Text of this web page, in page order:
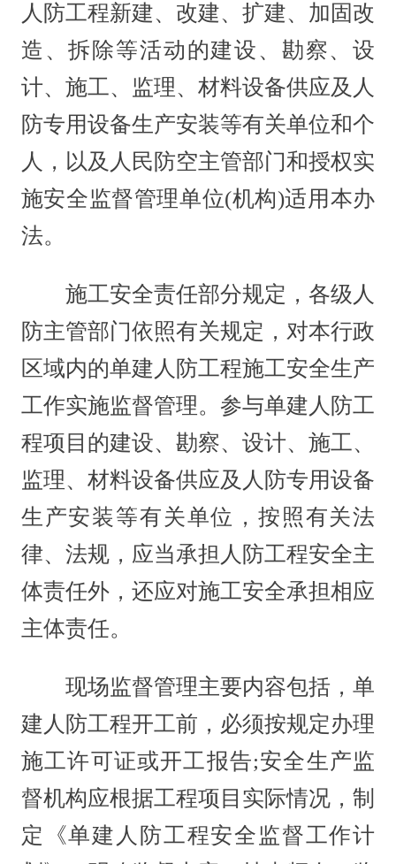
人防工程新建、改建、扩建、加固改
造、拆除等活动的建设、勘察、设
计、施工、监理、材料设备供应及人
防专用设备生产安装等有关单位和个
人，以及人民防空主管部门和授权实
施安全监督管理单位(机构)适用本办
法。
施工安全责任部分规定，各级人
防主管部门依照有关规定，对本行政
区域内的单建人防工程施工安全生产
工作实施监督管理。参与单建人防工
程项目的建设、勘察、设计、施工、
监理、材料设备供应及人防专用设备
生产安装等有关单位，按照有关法
律、法规，应当承担人防工程安全主
体责任外，还应对施工安全承担相应
主体责任。
现场监督管理主要内容包括，单
建人防工程开工前，必须按规定办理
施工许可证或开工报告;安全生产监
督机构应根据工程项目实际情况，制
定《单建人防工程安全监督工作计